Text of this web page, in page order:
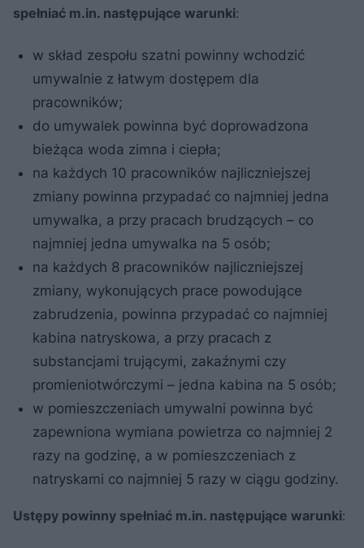
spełniać m.in. następujące warunki:
w skład zespołu szatni powinny wchodzić
umywalnie z łatwym dostępem dla
pracowników;
do umywalek powinna być doprowadzona
bieżąca woda zimna i ciepła;
na każdych 10 pracowników najliczniejszej
zmiany powinna przypadać co najmniej jedna
umywalka, a przy pracach brudzących – co
najmniej jedna umywalka na 5 osób;
na każdych 8 pracowników najliczniejszej
zmiany, wykonujących prace powodujące
zabrudzenia, powinna przypadać co najmniej
kabina natryskowa, a przy pracach z
substancjami trującymi, zakaźnymi czy
promieniotwórczymi – jedna kabina na 5 osób;
w pomieszczeniach umywalni powinna być
zapewniona wymiana powietrza co najmniej 2
razy na godzinę, a w pomieszczeniach z
natryskami co najmniej 5 razy w ciągu godziny.
Ustępy powinny spełniać m.in. następujące warunki: